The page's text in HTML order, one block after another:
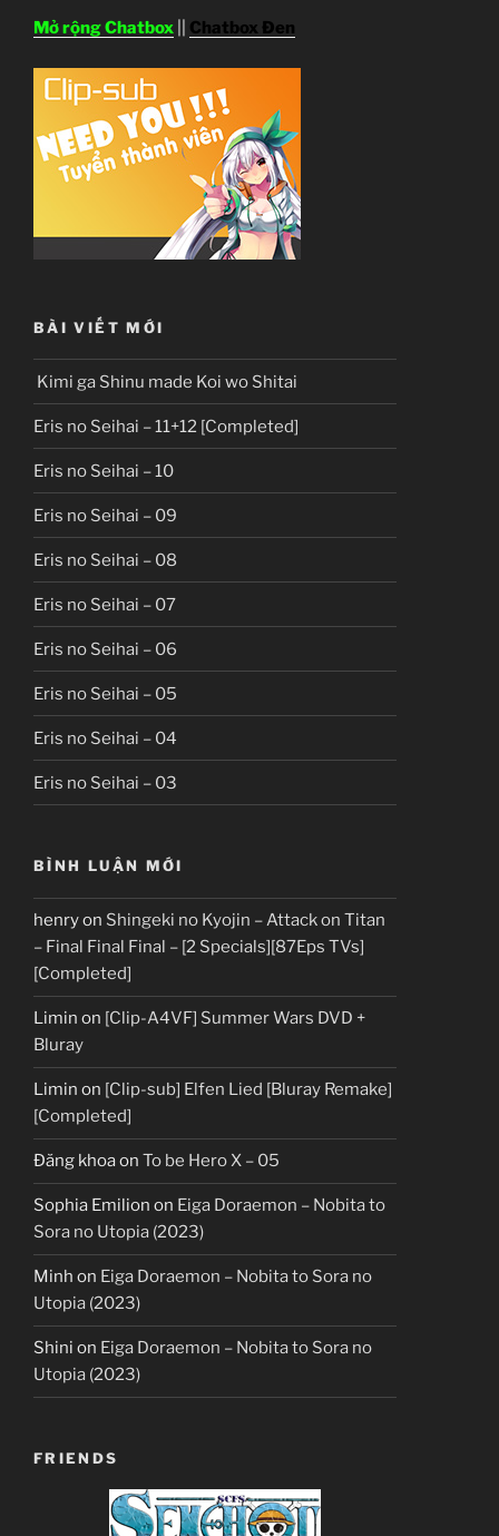
Mở rộng Chatbox Chatbox Đen
BÀI VIẾT MỚI
Kimi ga Shinu made Koi wo Shitai
Eris no Seihai – 11+12 [Completed]
Eris no Seihai – 10
Eris no Seihai – 09
Eris no Seihai – 08
Eris no Seihai – 07
Eris no Seihai – 06
Eris no Seihai – 05
Eris no Seihai – 04
Eris no Seihai – 03
BÌNH LUẬN MỚI
henryon Shingeki no Kyojin – Attack on Titan
– Final Final Final – [2 Specials][87Eps TVs]
[Completed]
Limin on [Clip-A4VF] Summer Wars DVD +
Bluray
Limin on [Clip-sub] Elfen Lied [Bluray Remake]
[Completed]
Đăng khoaon To be Hero X – 05
Sophia Emilion on Eiga Doraemon – Nobita to
Sora no Utopia (2023)
Minh on Eiga Doraemon – Nobita to Sora no
Utopia (2023)
Shini on Eiga Doraemon – Nobita to Sora no
Utopia (2023)
FRIENDS